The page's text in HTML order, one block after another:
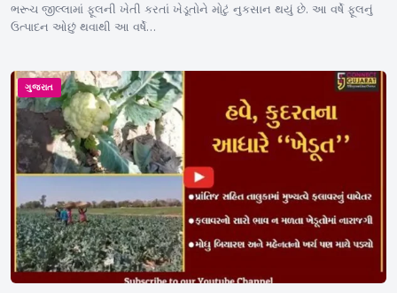
ભરૂચ જીલ્લામાં ફૂલની ખેતી કરતાં ખેડૂતોને મોટું નુકસાન થયું છે. આ વર્ષે ફૂલનું
ઉત્પાદન ઓછું થવાથી આ વર્ષે…
ગુજરાત